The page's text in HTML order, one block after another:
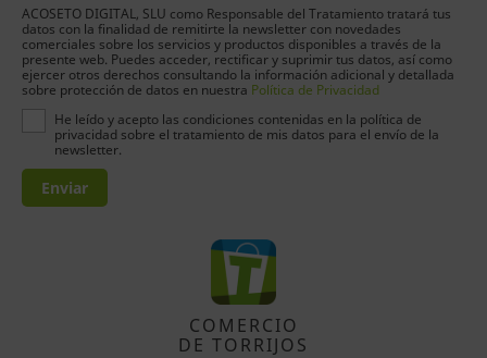
ACOSETO DIGITAL, SLU como Responsable del Tratamiento tratará tus
datos con la finalidad de remitirte la newsletter con novedades
comerciales sobre los servicios y productos disponibles a través de la
presente web. Puedes acceder, rectificar y suprimir tus datos, así como
ejercer otros derechos consultando la información adicional y detallada
sobre protección de datos en nuestra Política de Privacidad
He leído y acepto las condiciones contenidas en la política de
privacidad sobre el tratamiento de mis datos para el envío de la
newsletter.
Enviar
COMERCIO
DE TORRIJOS